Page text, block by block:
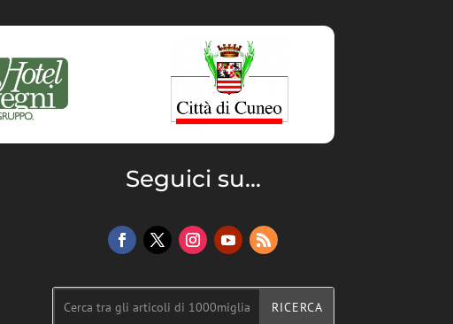
Seguici su...